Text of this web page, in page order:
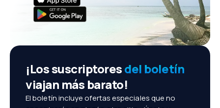
¡Los suscriptoresdel boletín
viajan más barato!
El boletín incluye ofertas especiales que no